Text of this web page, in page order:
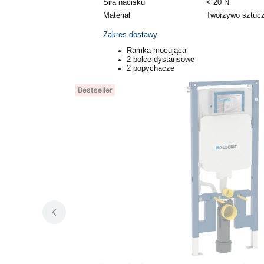
Siła nacisku
< 20 N
Materiał
Tworzywo
Zakres dostawy
Ramka mocująca
2 bolce dystansowe
2 popychacze
Bestseller